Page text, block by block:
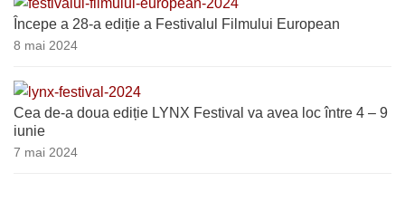
Începe a 28-a ediție a Festivalul Filmului European
8 mai 2024
Cea de-a doua ediție LYNX Festival va avea loc între 4 – 9
iunie
7 mai 2024